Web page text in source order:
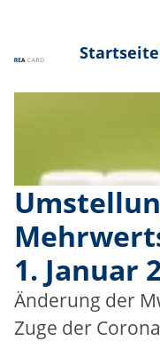
Startseite
1. Januar
Änderung der
Zuge der